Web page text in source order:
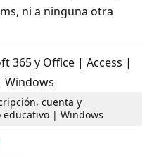
ni a ninguna otra
365 y Office | Access |
Windows
cuenta y
| Windows